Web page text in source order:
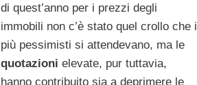
di quest’anno per i prezzi degli
immobili non c’è stato quel crollo che i
più pessimisti si attendevano, ma le
quotazioni elevate, pur tuttavia,
hanno contribuito sia a deprimere le